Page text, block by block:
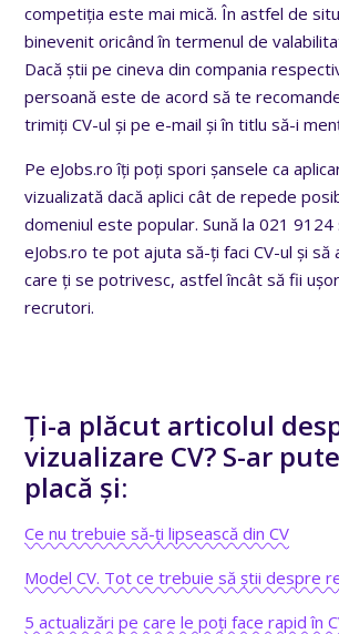
competiția este mai mică. În astfel de
binevenit oricând în termenul de
Dacă știi pe cineva din compania
persoană este de acord să te
trimiți CV-ul și pe e-mail și în titlu să-i
Pe eJobs.ro îți poți spori șansele ca
vizualizată dacă aplici cât de repede
domeniul este popular. Sună la 021 9124
eJobs.ro te pot ajuta să-ți faci CV-ul și să
care ți se potrivesc, astfel încât să fii
recrutori.
Ți-a plăcut articolul
vizualizare CV? S-ar
placă și:
Ce nu trebuie să-ți lipsească din CV
Model CV. Tot ce trebuie să știi despre
5 actualizări pe care le poți face rapid în